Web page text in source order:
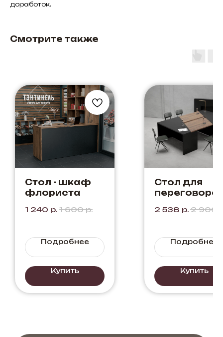
доработок.
Смотрите также
Стол - шкаф
флориста
1 240 р. 1 600 р.
Подробнее
Купить
Стол для
Черный +
2 538 р. 2 900
Подробнее
Купить